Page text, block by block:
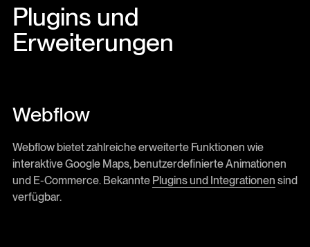
Plugins und
Erweiterungen
Webflow
Webflow bietet zahlreiche erweiterte Funktionen wie
interaktive Google Maps, benutzerdefinierte Animationen
und E-Commerce. Bekannte Plugins und Integrationen sind
verfügbar.